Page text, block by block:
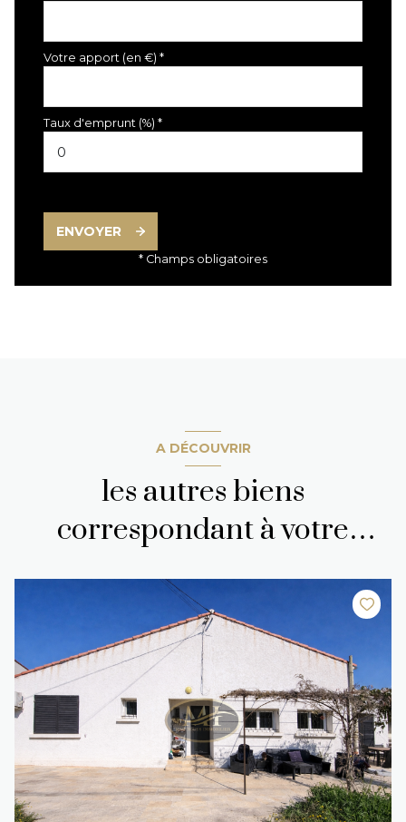
Votre apport (en €) *
Taux d'emprunt (%) *
ENVOYER
* Champs obligatoires
A DÉCOUVRIR
les autres biens
correspondant à votre